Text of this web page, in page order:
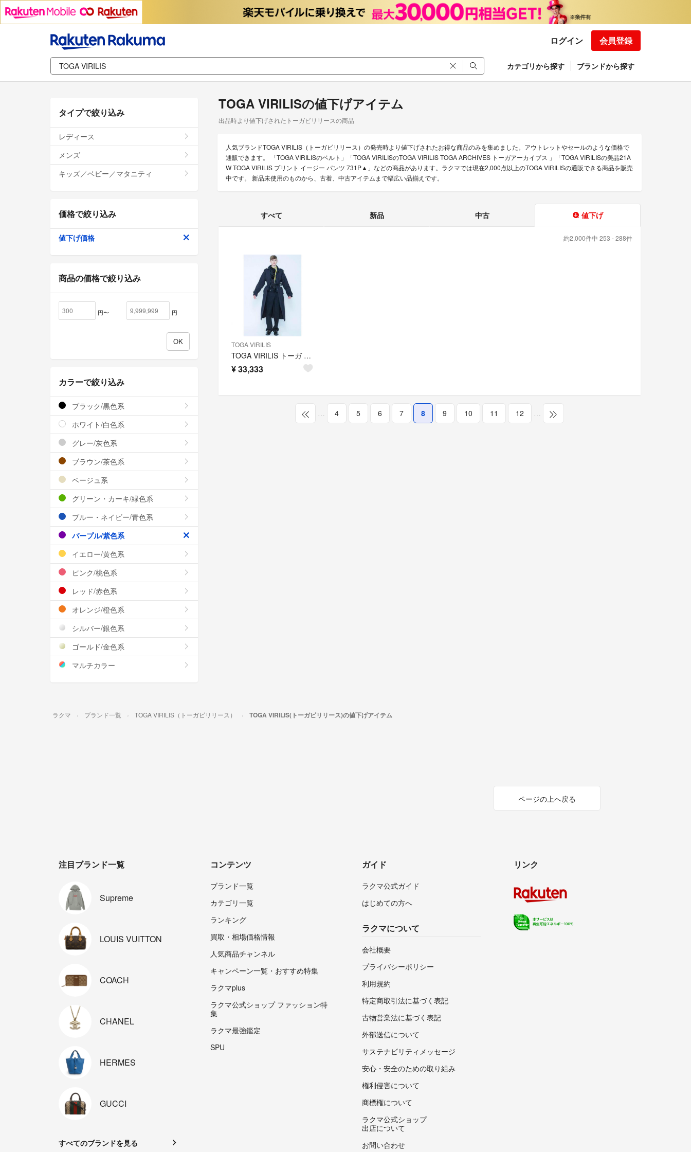
ログイン 会員登録
カテゴリから探す ブランドから探す
TOGA VIRILISの値下げアイテム
出品時より値下げされたトーガビリリースの商品
人気ブランドTOGA VIRILIS（トーガビリリース）の発売時より値下げされたお得な商品のみを集めました。アウトレットやセールのような価格で
通販できます。 「TOGA VIRILISのベルト」「TOGA VIRILISのTOGA VIRILIS TOGA ARCHIVES トーガアーカイブス 」「TOGA VIRILISの美品21A
W TOGA VIRILIS プリント イージー パンツ 731P▲」などの商品があります。ラクマでは現在2,000点以上のTOGA VIRILISの通販できる商品を販売
中です。 新品未使用のものから、古着、中古アイテムまで幅広い品揃えです。
すべて 新品 中古 値下げ
約2,000件中 253 - 288件
TOGA VIRILIS
TOGA VIRILIS トーガ Gジャン ドッキング トレンチ サイズ 44
¥33,333
… 4 5 6 7 8 9 10 11 12 …
タイプで絞り込み
レディース
メンズ
キッズ／ベビー／マタニティ
価格で絞り込み
値下げ価格
商品の価格で絞り込み
円〜 円
カラーで絞り込み
ブラック/黒色系
ホワイト/白色系
グレー/灰色系
ブラウン/茶色系
ベージュ系
グリーン・カーキ/緑色系
ブルー・ネイビー/青色系
パープル/紫色系
イエロー/黄色系
ピンク/桃色系
レッド/赤色系
オレンジ/橙色系
シルバー/銀色系
ゴールド/金色系
マルチカラー
ラクマ ブランド一覧 TOGA VIRILIS（トーガビリリース） TOGA VIRILIS(トーガビリリース)の値下げアイテム
ページの上へ戻る
注目ブランド一覧
Supreme
LOUIS VUITTON
COACH
CHANEL
HERMES
GUCCI
すべてのブランドを見る
コンテンツ
ブランド一覧
カテゴリ一覧
ランキング
買取・相場価格情報
人気商品チャンネル
キャンペーン一覧・おすすめ特集
ラクマplus
ラクマ公式ショップ ファッション特
集
ラクマ最強鑑定
SPU
ガイド
ラクマ公式ガイド
はじめての方へ
ラクマについて
会社概要
プライバシーポリシー
利用規約
特定商取引法に基づく表記
古物営業法に基づく表記
外部送信について
サステナビリティメッセージ
安心・安全のための取り組み
権利侵害について
商標権について
ラクマ公式ショップ
出店について
お問い合わせ
リンク